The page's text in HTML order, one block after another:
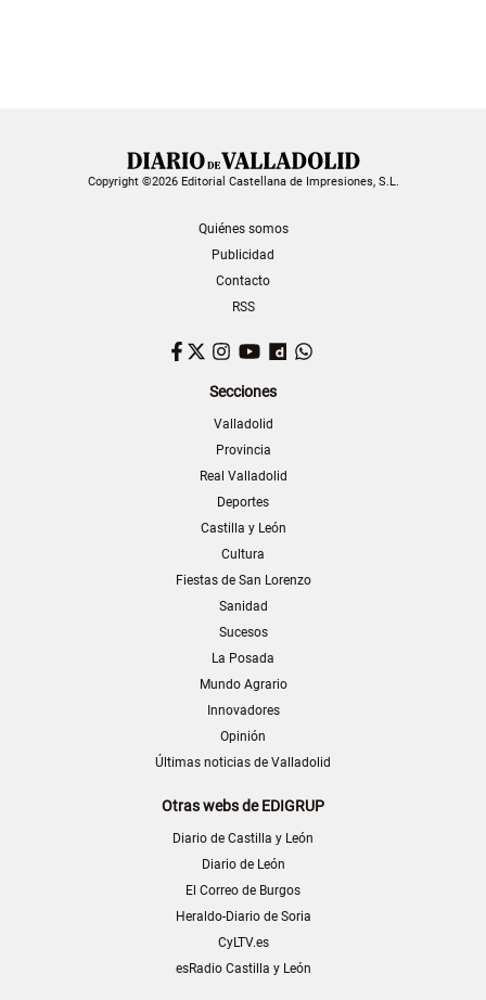
Copyright ©2026 Editorial Castellana de Impresiones, S.L.
Quiénes somos
Publicidad
Contacto
RSS
Facebook
TwitterInstagram
YouTubeDailymotion
Secciones
Valladolid
Provincia
Real Valladolid
Deportes
Castilla y León
Cultura
Fiestas de San Lorenzo
Sanidad
Sucesos
La Posada
Mundo Agrario
Innovadores
Opinión
Últimas noticias de Valladolid
Otras webs de EDIGRUP
Diario de Castilla y León
Diario de León
El Correo de Burgos
Heraldo-Diario de Soria
CyLTV.es
esRadio Castilla y León